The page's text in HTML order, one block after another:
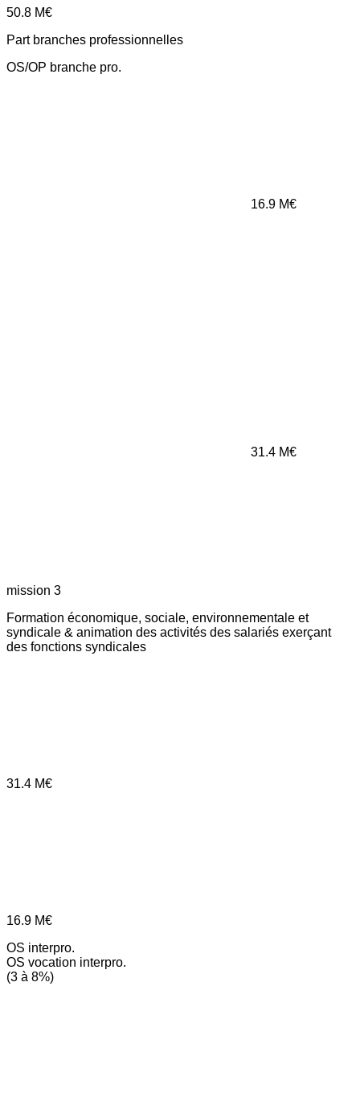
50.8 M€
Part branches professionnelles
OS/OP branche pro.
16.9 M€
31.4 M€
mission 3
Formation économique, sociale, environnementale et
syndicale & animation des activités des salariés exerçant
des fonctions syndicales
31.4 M€
16.9 M€
OS interpro.
OS vocation interpro.
(3 à 8%)